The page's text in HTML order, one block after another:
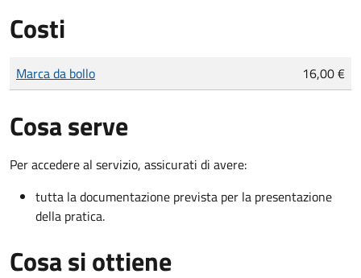
Costi
Tipo di pagamento
Importo
Marca da bollo 16,00 €
Cosa serve
Per accedere al servizio, assicurati di avere:
tutta la documentazione prevista per la presentazione
della pratica.
Cosa si ottiene